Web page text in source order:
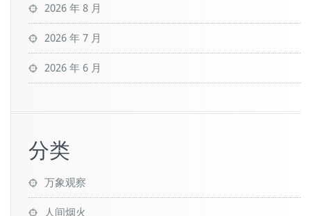
2026 年 8 月
2026 年 7 月
2026 年 6 月
分类
万象观察
人间烟火